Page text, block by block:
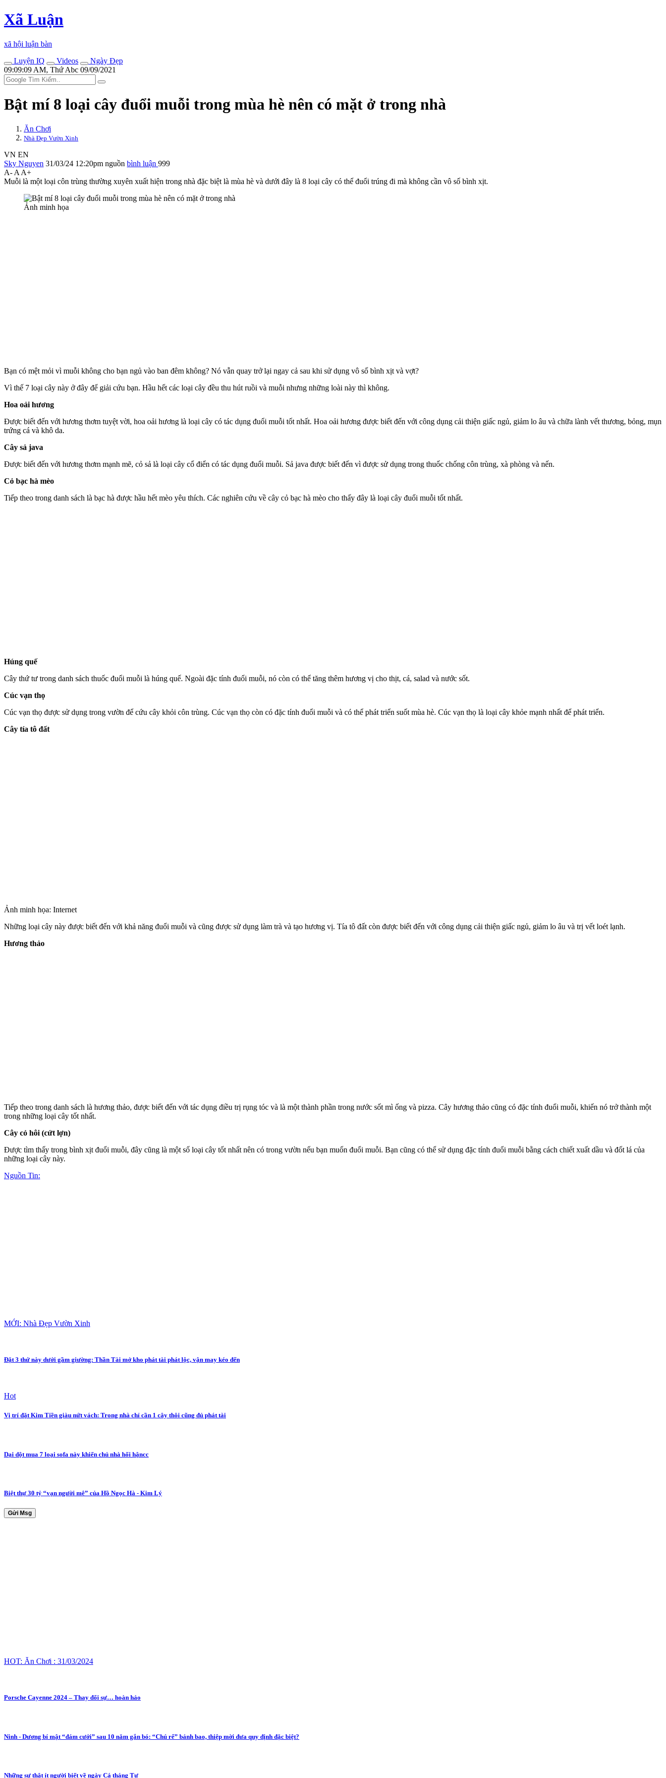
Xã Luận
xã hội luận bàn
Luyện IQ
Videos
Ngày Đẹp
09:09:09 AM, Thứ Abc 09/09/2021
Bật mí 8 loại cây đuổi muỗi trong mùa hè nên có mặt ở trong nhà
Ăn Chơi
Nhà Đẹp Vườn Xinh
VN EN
Sky Nguyen 31/03/24 12:20pm nguồn bình luận 999
A- A A+
Muỗi là một loại côn trùng thường xuyên xuất hiện trong nhà đặc biệt là mùa hè và dưới đây là 8 loại cây có thể đuổi trúng đi mà không cần vô số bình xịt.
Ảnh minh họa
Bạn có mệt mỏi vì muỗi không cho bạn ngủ vào ban đêm không? Nó vẫn quay trở lại ngay cả sau khi sử dụng vô số bình xịt và vợt?
Vì thế 7 loại cây này ở đây để giải cứu bạn. Hầu hết các loại cây đều thu hút ruồi và muỗi nhưng những loài này thì không.
Hoa oải hương
Được biết đến với hương thơm tuyệt vời, hoa oải hương là loại cây có tác dụng đuổi muỗi tốt nhất. Hoa oải hương được biết đến với công dụng cải thiện giấc ngủ, giảm lo âu và chữa lành vết thương, bỏng, mụn
trứng cá và khô da.
Cây sả java
Được biết đến với hương thơm mạnh mẽ, cỏ sả là loại cây cổ điển có tác dụng đuổi muỗi. Sả java được biết đến vì được sử dụng trong thuốc chống côn trùng, xà phòng và nến.
Cỏ bạc hà mèo
Tiếp theo trong danh sách là bạc hà được hầu hết mèo yêu thích. Các nghiên cứu về cây cỏ bạc hà mèo cho thấy đây là loại cây đuổi muỗi tốt nhất.
Húng quế
Cây thứ tư trong danh sách thuốc đuổi muỗi là húng quế. Ngoài đặc tính đuổi muỗi, nó còn có thể tăng thêm hương vị cho thịt, cá, salad và nước sốt.
Cúc vạn thọ
Cúc vạn thọ được sử dụng trong vườn để cứu cây khỏi côn trùng. Cúc vạn thọ còn có đặc tính đuổi muỗi và có thể phát triển suốt mùa hè. Cúc vạn thọ là loại cây khỏe mạnh nhất để phát triển.
Cây tía tô đất
Ảnh minh họa: Internet
Những loại cây này được biết đến với khả năng đuổi muỗi và cũng được sử dụng làm trà và tạo hương vị. Tía tô đất còn được biết đến với công dụng cải thiện giấc ngủ, giảm lo âu và trị vết loét lạnh.
Hương thảo
Tiếp theo trong danh sách là hương thảo, được biết đến với tác dụng điều trị rụng tóc và là một thành phần trong nước sốt mì ống và pizza. Cây hương thảo cũng có đặc tính đuổi muỗi, khiến nó trở thành một
trong những loại cây tốt nhất.
Cây cỏ hôi (cứt lợn)
Được tìm thấy trong bình xịt đuổi muỗi, đây cũng là một số loại cây tốt nhất nên có trong vườn nếu bạn muốn đuổi muỗi. Bạn cũng có thể sử dụng đặc tính đuổi muỗi bằng cách chiết xuất dầu và đốt lá của
những loại cây này.
Nguồn Tin:
MỚI: Nhà Đẹp Vườn Xinh
Đặt 3 thứ này dưới gầm giường: Thần Tài mở kho phát tài phát lộc, vận may kéo đến
Hot
Vị trí đặt Kim Tiền giàu nứt vách: Trong nhà chỉ cần 1 cây thôi cũng đủ phát tài
Dại dột mua 7 loại sofa này khiến chủ nhà hối hậncc
Biệt thự 30 tỷ “vạn người mê” của Hồ Ngọc Hà - Kim Lý
Gửi Msg
HOT: Ăn Chơi : 31/03/2024
Porsche Cayenne 2024 – Thay đổi sự… hoàn hảo
Ninh - Dương bí mật “đám cưới” sau 10 năm gắn bó: “Chú rể” bảnh bao, thiệp mời đưa quy định đặc biệt?
Những sự thật ít người biết về ngày Cá tháng Tư